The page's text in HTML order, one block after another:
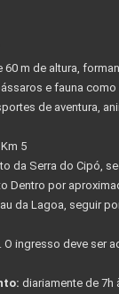
m de altura,
e fauna como
de aventura,
5
da Serra do Cipó,
Dentro por
da Lagoa, seguir
O ingresso deve ser
diariamente de 7h